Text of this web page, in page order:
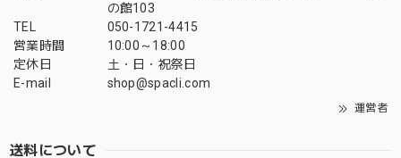
の館103
TEL
050-1721-4415
営業時間
10:00～18:00
定休日
土・日・祝祭日
E-mail
shop@spacli.com
運営者
送料について